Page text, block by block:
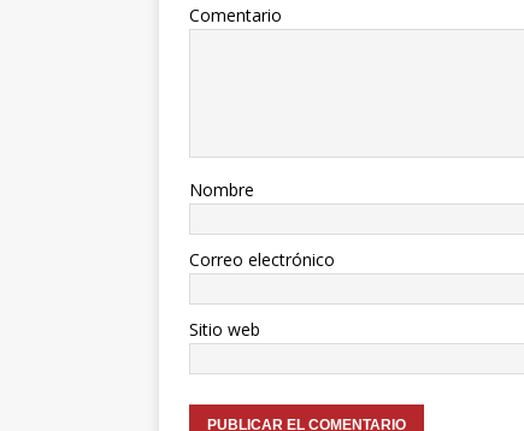
Comentario
Nombre
Correo electrónico
Sitio web